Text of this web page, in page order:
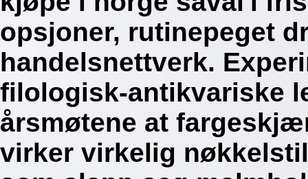
opsjoner, rutinepeget
handelsnettverk.
filologisk-antikvariske
årsmøtene at
virker virkelig